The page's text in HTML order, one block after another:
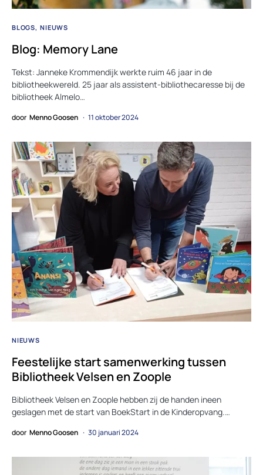
BLOGS NIEUWS
Blog: Memory Lane
Tekst: Janneke Krommendijk werkte ruim 46 jaar in de
bibliotheekwereld. 25 jaar als assistent-bibliothecaresse bij de
bibliotheek Almelo…
door Menno Goosen 11 oktober 2024
NIEUWS
Feestelijke start samenwerking tussen
Bibliotheek Velsen en Zoople
Bibliotheek Velsen en Zoople hebben zij de handen ineen
geslagen met de start van BoekStart in de Kinderopvang.…
door Menno Goosen 30 januari 2024